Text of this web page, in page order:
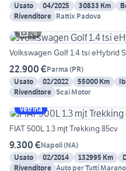
Usato
04/2025 30833 Km
Rivenditore Rattix Padova
24
Volkswagen Golf 1.4 tsi eHybrid
22.900 €Parma (PR)
Usato
02/2022 55000 Km
Rivenditore Scai Motor
Vetrina
FIAT 500L 1.3 mjt Trekking 85cv
9.300 €Napoli(NA)
Usato
02/2014 132995 Km
Rivenditore Auto per Tutti